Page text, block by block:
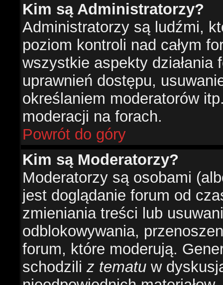
Kim są Administratorzy?
Administratorzy są ludźmi,
poziom kontroli nad całym
wszystkie aspekty działania
uprawnień dostępu,
określaniem moderatorów
moderacji na forach.
Powrót do góry
Kim są Moderatorzy?
Moderatorzy są osobami
jest doglądanie forum od
zmieniania treści lub
odblokowywania,
forum, które moderują.
schodzili z tematu w